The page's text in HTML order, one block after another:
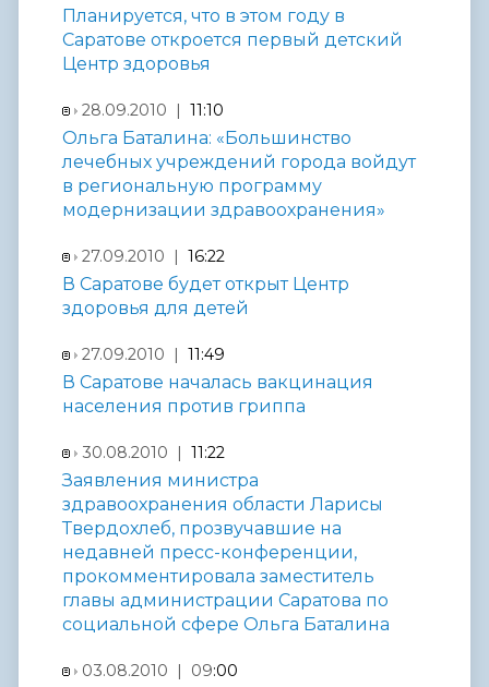
Планируется, что в этом году в
Саратове откроется первый детский
Центр здоровья
28.09.2010 | 11:10
Ольга Баталина: «Большинство
лечебных учреждений города войдут
в региональную программу
модернизации здравоохранения»
27.09.2010 | 16:22
В Саратове будет открыт Центр
здоровья для детей
27.09.2010 | 11:49
В Саратове началась вакцинация
населения против гриппа
30.08.2010 | 11:22
Заявления министра
здравоохранения области Ларисы
Твердохлеб, прозвучавшие на
недавней пресс-конференции,
прокомментировала заместитель
главы администрации Саратова по
социальной сфере Ольга Баталина
03.08.2010 | 09:00